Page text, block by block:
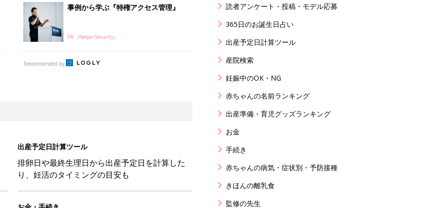
事例から学ぶ『特権アクセス管理』
PR（KeeperSecurity）
Recommended by
出産予定日計算ツール
排卵日や最終生理日から出産予定日を計算した
り、妊活のタイミングの目安も
読者アンケート・投稿・モデル応募
365日のお誕生日占い
出産予定日計算ツール
産院検索
妊娠中のOK・NG
赤ちゃんの名前ランキング
出産準備・育児グッズランキング
お金
手続き
赤ちゃんの病気・症状別・予防接種
きほんの離乳食
監修の先生